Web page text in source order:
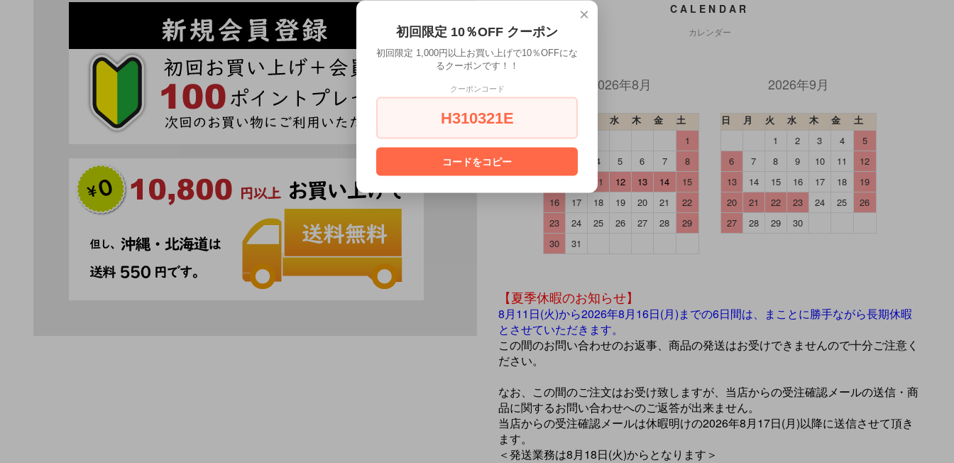
CALENDAR
カレンダー
2026年8月
水 木 金
土
1
4 5 6 7
8
11 12 13 14
15
16
17 18 19 20 21
22
23
24 25 26 27 28
29
30
31
2026年9月
日 月 火 水 木 金
土
1
2 3 4
5
6
7 8 9 10 11
12
13
14 15 16 17 18
19
20
21 22 23 24 25
26
27
28 29 30
【夏季休暇のお知らせ】
8月11日(火)から2026年8月16日(月)までの6日間は、まことに勝手ながら長期休暇
とさせていただきます。
この間のお問い合わせのお返事、商品の発送はお受けできませんので十分ご注意く
ださい。
なお、この間のご注文はお受け致しますが、当店からの受注確認メールの送信・商
品に関するお問い合わせへのご返答が出来ません。
当店からの受注確認メールは休暇明けの2026年8月17日(月)以降に送信させて頂き
ます。
＜発送業務は8月18日(火)からとなります＞
×
初回限定 10％OFF クーポン
初回限定 1,000円以上お買い上げで10％OFFにな
るクーポンです！！
クーポンコード
H310321E
コードをコピー